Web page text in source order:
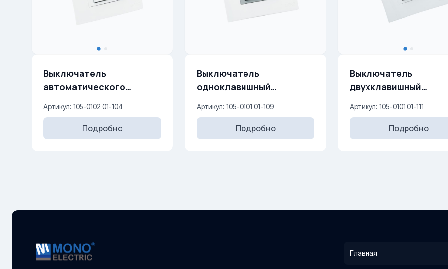
Выключатель
автоматического
открывания двери с
подсветкой 10AX, 250 V
Артикул: 105-0102 01-104
Подробно
Выключатель
одноклавишный
проходной 10AX, 250 V
Артикул: 105-0101 01-109
Подробно
Выключатель
двухклавишный
проходной 10AX, 250 V
Артикул: 105-0101 01-111
Подробно
Главная